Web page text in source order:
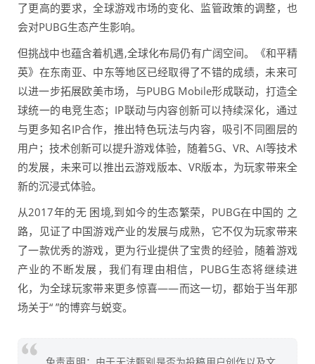
了更高的要求，全球游戏市场的变化、监管政策的调整，也
会对PUBG生态产生影响。
但挑战中也蕴含着机遇,全球化布局仍有广阔空间。《和平精
英》在东南亚、中东等地区已经取得了不错的成绩，未来可
以进一步拓展欧美市场，与PUBG Mobile形成联动，打造全
球统一的电竞生态；IP联动与内容创新可以持续深化，通过
与更多知名IP合作，推出特色玩法与内容，吸引不同圈层的
用户；技术创新可以提升游戏体验，随着5G、VR、AI等技术
的发展，未来可以推出云游戏版本、VR版本，为玩家带来全
新的沉浸式体验。
从2017年的无 困境,到如今的生态繁荣，PUBG在中国的 之
路，见证了中国游戏产业的发展与成熟，它不仅为玩家带来
了一款优秀的游戏，更为行业提供了宝贵的经验，随着游戏
产业的不断发展，我们有理由相信，PUBG生态将继续进
化，为全球玩家带来更多惊喜——而这一切，都始于当年那
场关于“ ”的博弈与蜕变。